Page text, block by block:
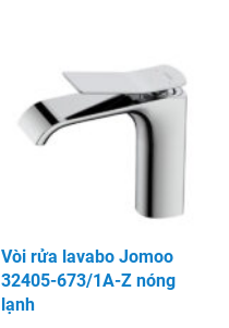
Vòi rửa lavabo Jomoo
32405-673/1A-Z nóng
lạnh